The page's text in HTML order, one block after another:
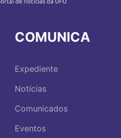
COMUNICA
Expediente
Notícias
Comunicados
Eventos